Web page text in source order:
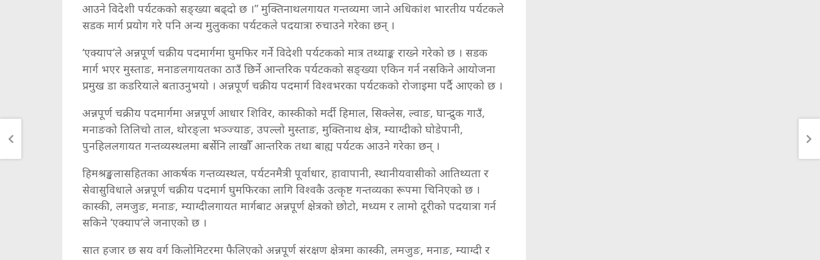
आउने विदेशी पर्यटकको सङ्ख्या बढ्दो छ ।” मुक्तिनाथलगायत गन्तव्यमा जाने अधिकांश भारतीय पर्यटकले
सडक मार्ग प्रयोग गरे पनि अन्य मुलुकका पर्यटकले पदयात्रा रुचाउने गरेका छन् ।
‘एक्याप’ले अन्नपूर्ण चक्रीय पदमार्गमा घुमफिर गर्ने विदेशी पर्यटकको मात्र तथ्याङ्क राख्ने गरेको छ । सडक
मार्ग भएर मुस्ताङ, मनाङलगायतका ठाउँ छिर्ने आन्तरिक पर्यटकको सङ्ख्या एकिन गर्न नसकिने आयोजना
प्रमुख डा कडरियाले बताउनुभयो । अन्नपूर्ण चक्रीय पदमार्ग विश्वभरका पर्यटकको रोजाइमा पर्दै आएको छ ।
अन्नपूर्ण चक्रीय पदमार्गमा अन्नपूर्ण आधार शिविर, कास्कीको मर्दी हिमाल, सिक्लेस, ल्वाङ, घान्द्रुक गाउँ,
मनाङको तिलिचो ताल, थोरङ्ला भञ्ज्याङ, उपल्लो मुस्ताङ, मुक्तिनाथ क्षेत्र, म्याग्दीको घोडेपानी,
पुनहिललगायत गन्तव्यस्थलमा बर्सेनि लाखौँ आन्तरिक तथा बाह्य पर्यटक आउने गरेका छन् ।
हिमश्रङ्खलासहितका आकर्षक गन्तव्यस्थल, पर्यटनमैत्री पूर्वाधार, हावापानी, स्थानीयवासीको आतिथ्यता र
सेवासुविधाले अन्नपूर्ण चक्रीय पदमार्ग घुमफिरका लागि विश्वकै उत्कृष्ट गन्तव्यका रूपमा चिनिएको छ ।
कास्की, लमजुङ, मनाङ, म्याग्दीलगायत मार्गबाट अन्नपूर्ण क्षेत्रको छोटो, मध्यम र लामो दूरीको पदयात्रा गर्न
सकिने ‘एक्याप’ले जनाएको छ ।
सात हजार छ सय वर्ग किलोमिटरमा फैलिएको अन्नपूर्ण संरक्षण क्षेत्रमा कास्की, लमजुङ, मनाङ, म्याग्दी र